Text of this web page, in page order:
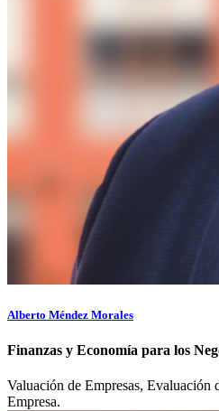
Alberto Méndez Morales
Finanzas y Economía para los
Valuación de Empresas, Evaluación
Empresa.